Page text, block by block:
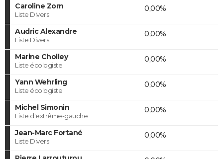
Caroline Zorn
Liste Divers
0,00%
Audric Alexandre
Liste Divers
0,00%
Marine Cholley
Liste écologiste
0,00%
Yann Wehrling
Liste écologiste
0,00%
Michel Simonin
Liste d'extrême-gauche
0,00%
Jean-Marc Fortané
Liste Divers
0,00%